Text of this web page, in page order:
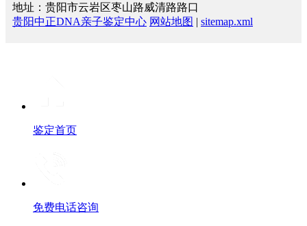
地址：贵阳市云岩区枣山路威清路路口
贵阳中正DNA亲子鉴定中心 网站地图 | sitemap.xml
鉴定首页
免费电话咨询